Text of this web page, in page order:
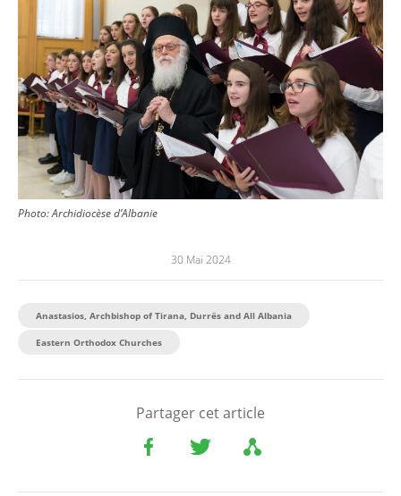
Photo: Archidiocèse d’Albanie
30 Mai 2024
Anastasios, Archbishop of Tirana, Durrës and All Albania
Eastern Orthodox Churches
Partager cet article